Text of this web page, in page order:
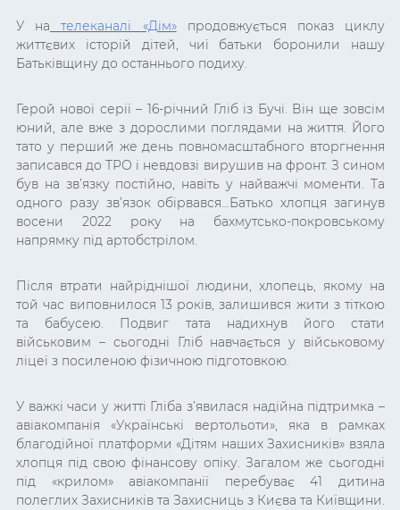
У на телеканалі «Дім»продовжується показ циклу
життєвих історій дітей, чиї батьки боронили нашу
Батьківщину до останнього подиху.
Герой нової серії – 16-річний Гліб із Бучі. Він ще зовсім
юний, але вже з дорослими поглядами на життя. Його
тато у перший же день повномасштабного вторгнення
записався до ТРО і невдовзі вирушив на фронт. З сином
був на зв’язку постійно, навіть у найважчі моменти. Та
одного разу зв’язок обірвався…Батько хлопця загинув
восени 2022 року на бахмутсько-покровському
напрямку під артобстрілом.
Після втрати найріднішої людини, хлопець, якому на
той час виповнилося 13 років, залишився жити з тіткою
та бабусею. Подвиг тата надихнув його стати
військовим – сьогодні Гліб навчається у військовому
ліцеї з посиленою фізичною підготовкою.
У важкі часи у житті Гліба з’явилася надійна підтримка –
авіакомпанія «Українські вертольоти», яка в рамках
благодійної платформи «Дітям наших Захисників» взяла
хлопця під свою фінансову опіку. Загалом же сьогодні
під «крилом» авіакомпанії перебуває 41 дитина
полеглих Захисників та Захисниць з Києва та Київщини.